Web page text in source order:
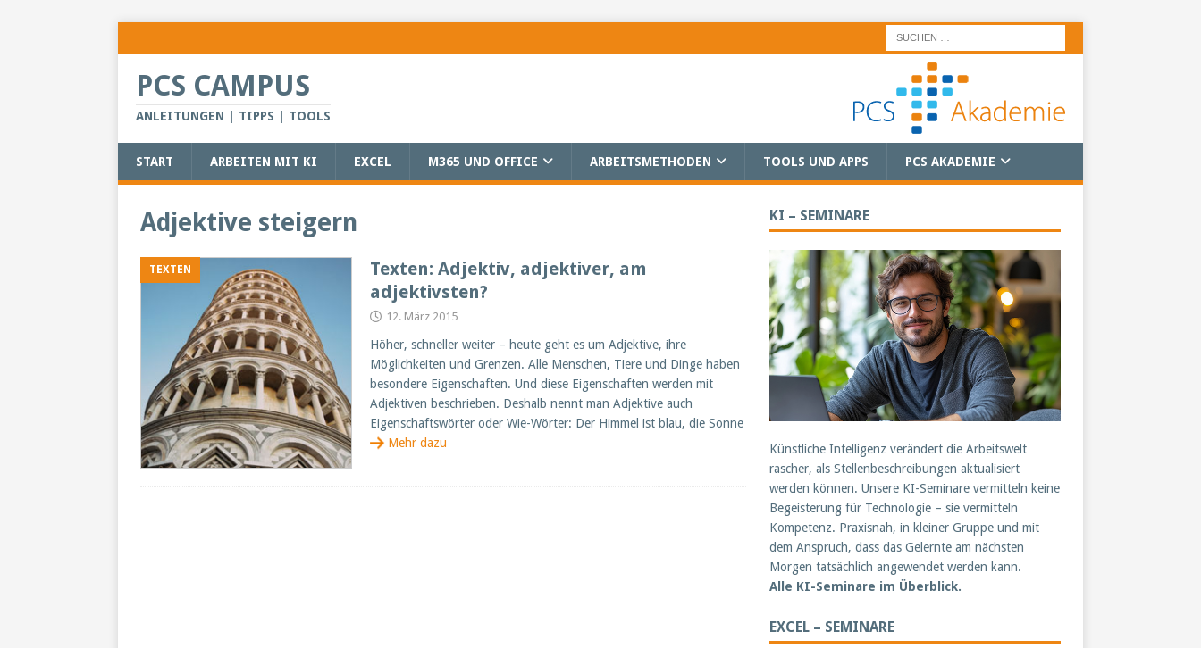
PCS CAMPUS
ANLEITUNGEN | TIPPS | TOOLS
START ARBEITEN MIT KI EXCEL M365 UND OFFICE ARBEITSMETHODEN TOOLS UND APPS PCS AKADEMIE
Adjektive steigern
TEXTEN
Texten: Adjektiv, adjektiver, am
adjektivsten?
12. März 2015
Höher, schneller weiter – heute geht es um Adjektive, ihre
Möglichkeiten und Grenzen. Alle Menschen, Tiere und Dinge haben
besondere Eigenschaften. Und diese Eigenschaften werden mit
Adjektiven beschrieben. Deshalb nennt man Adjektive auch
Eigenschaftswörter oder Wie-Wörter: Der Himmel ist blau, die Sonne
Mehr dazu
KI – SEMINARE
Künstliche Intelligenz verändert die Arbeitswelt
rascher, als Stellenbeschreibungen aktualisiert
werden können. Unsere KI-Seminare vermitteln keine
Begeisterung für Technologie – sie vermitteln
Kompetenz. Praxisnah, in kleiner Gruppe und mit
dem Anspruch, dass das Gelernte am nächsten
Morgen tatsächlich angewendet werden kann.
Alle KI-Seminare im Überblick.
EXCEL – SEMINARE